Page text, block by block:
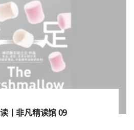
丨非凡精读馆 09